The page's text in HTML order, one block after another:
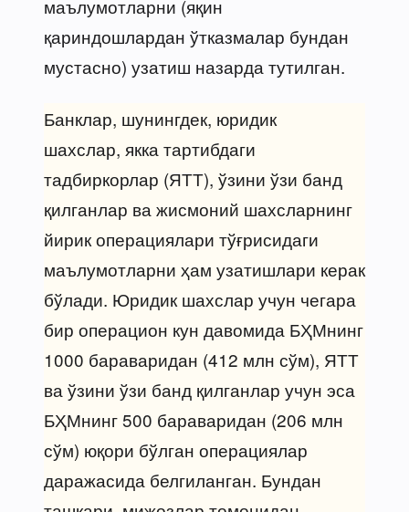
маълумотларни (яқин
қариндошлардан ўтказмалар бундан
мустасно) узатиш назарда тутилган.
Банклар, шунингдек, юридик
шахслар, якка тартибдаги
тадбиркорлар (ЯТТ), ўзини ўзи банд
қилганлар ва жисмоний шахсларнинг
йирик операциялари тўғрисидаги
маълумотларни ҳам узатишлари керак
бўлади. Юридик шахслар учун чегара
бир операцион кун давомида БҲМнинг
1000 бараваридан (412 млн сўм), ЯТТ
ва ўзини ўзи банд қилганлар учун эса
БҲМнинг 500 бараваридан (206 млн
сўм) юқори бўлган операциялар
даражасида белгиланган. Бундан